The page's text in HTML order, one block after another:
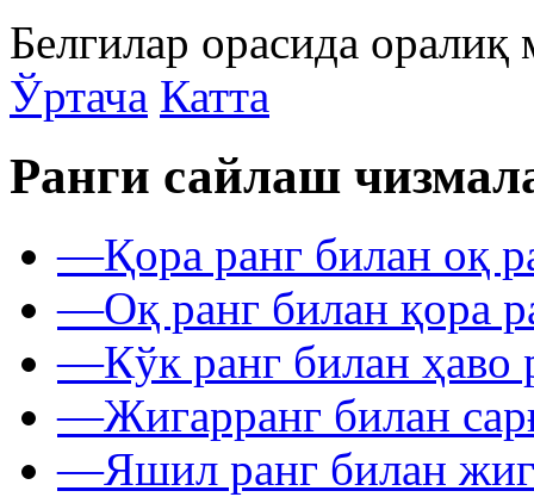
Белгилар орасида
Ўртача Катта
Ранги сайлаш
—Қора ранг билан оқ
—Оқ ранг билан қора
—Кўк ранг билан ҳаво
—Жигарранг билан
—Яшил ранг билан